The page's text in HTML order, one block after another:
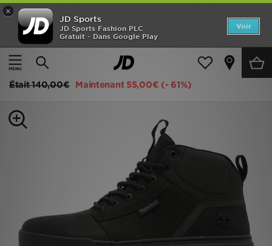
×
JD Sports
JD Sports Fashion PLC
Gratuit - Dans Google Play
Voir
Accueil
Homme Chaussures Homme Bottes et Chaussures
Timberland Maple Grove Utility Homme
Était140,00€ Maintenant 55,00€ (- 61%)
Accueil
Nouveautés
Enfant
Football